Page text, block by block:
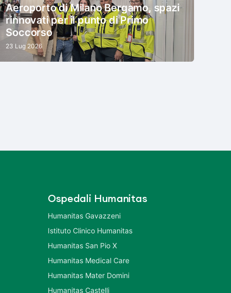
Aeroporto di Milano Bergamo, spazi
rinnovati per il punto di Primo
Soccorso
23 Lug 2026
Ospedali Humanitas
Humanitas Gavazzeni
Istituto Clinico Humanitas
Humanitas San Pio X
Humanitas Medical Care
Humanitas Mater Domini
Humanitas Castelli